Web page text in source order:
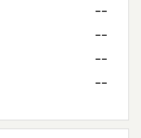
--
--
--
--